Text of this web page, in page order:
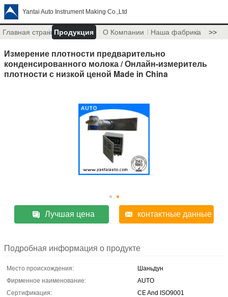
Yantai Auto Instrument Making Co.,Ltd
Главная страницаПродукция О Компании Наша фабрика >>
Измерение плотности предварительно
конденсированного молока / Онлайн-измеритель
плотности с низкой ценой Made in China
Лучшая цена контактные данные
Подробная информация о продукте
Место происхождения:
Шаньдун
Фирменное наименование:
AUTO
Сертификация:
CE And ISO9001